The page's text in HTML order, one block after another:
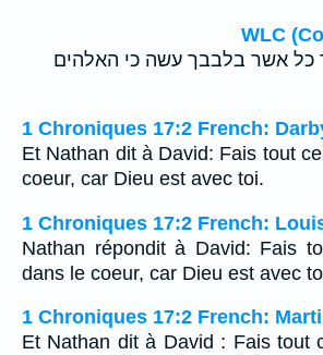
WLC
כל אשר בלבבך עשה כי האלהים
1 Chroniques 17:2 French:
Et Nathan dit à David: Fais tout
coeur, car Dieu est avec toi.
1 Chroniques 17:2 French:
Nathan répondit à David: Fais
dans le coeur, car Dieu est avec
1 Chroniques 17:2 French:
Et Nathan dit à David : Fais tout